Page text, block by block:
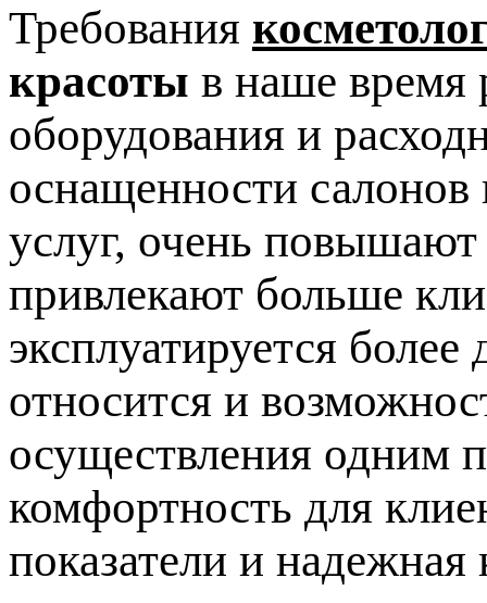
Требования
красоты в наше время
оборудования и
оснащенности салонов
услуг, очень
привлекают больше
эксплуатируется
относится и
осуществления одним
комфортность для
показатели и надежная